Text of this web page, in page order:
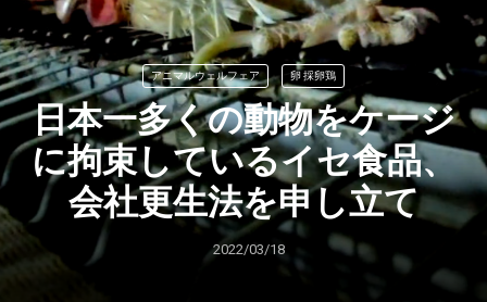
アニマルウェルフェア 卵 採卵鶏
日本一多くの動物をケージ
に拘束しているイセ食品、
会社更生法を申し立て
2022/03/18